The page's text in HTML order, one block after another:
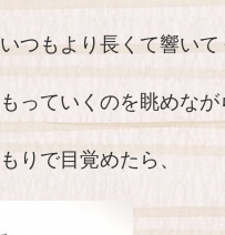
つもより長くて響いて
っていくのを眺めなが
りで目覚めたら、